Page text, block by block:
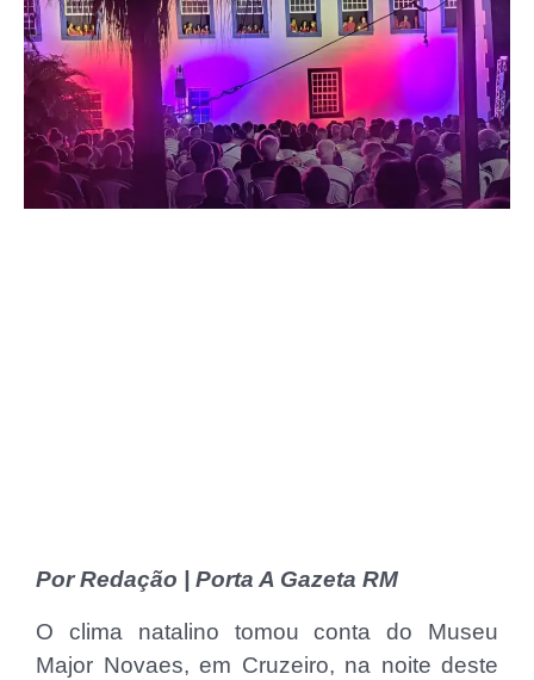
Por Redação | Porta A Gazeta RM
O clima natalino tomou conta do Museu
Major Novaes, em Cruzeiro, na noite deste